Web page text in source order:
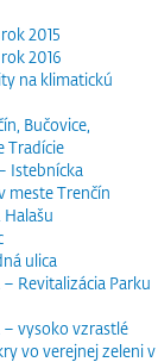
2015
2016
na klimatickú
Bučovice,
Tradície
Istebnícka
meste Trenčín
ulica
Revitalizácia Parku
– vysoko vzrastlé
vo verejnej zeleni v